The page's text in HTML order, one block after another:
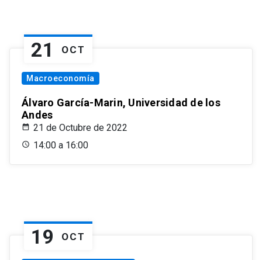
21 OCT
Macroeconomía
Álvaro García-Marin, Universidad de los
Andes
21 de Octubre de 2022
14:00 a 16:00
19 OCT